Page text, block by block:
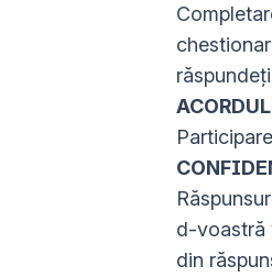
d-voastră
din